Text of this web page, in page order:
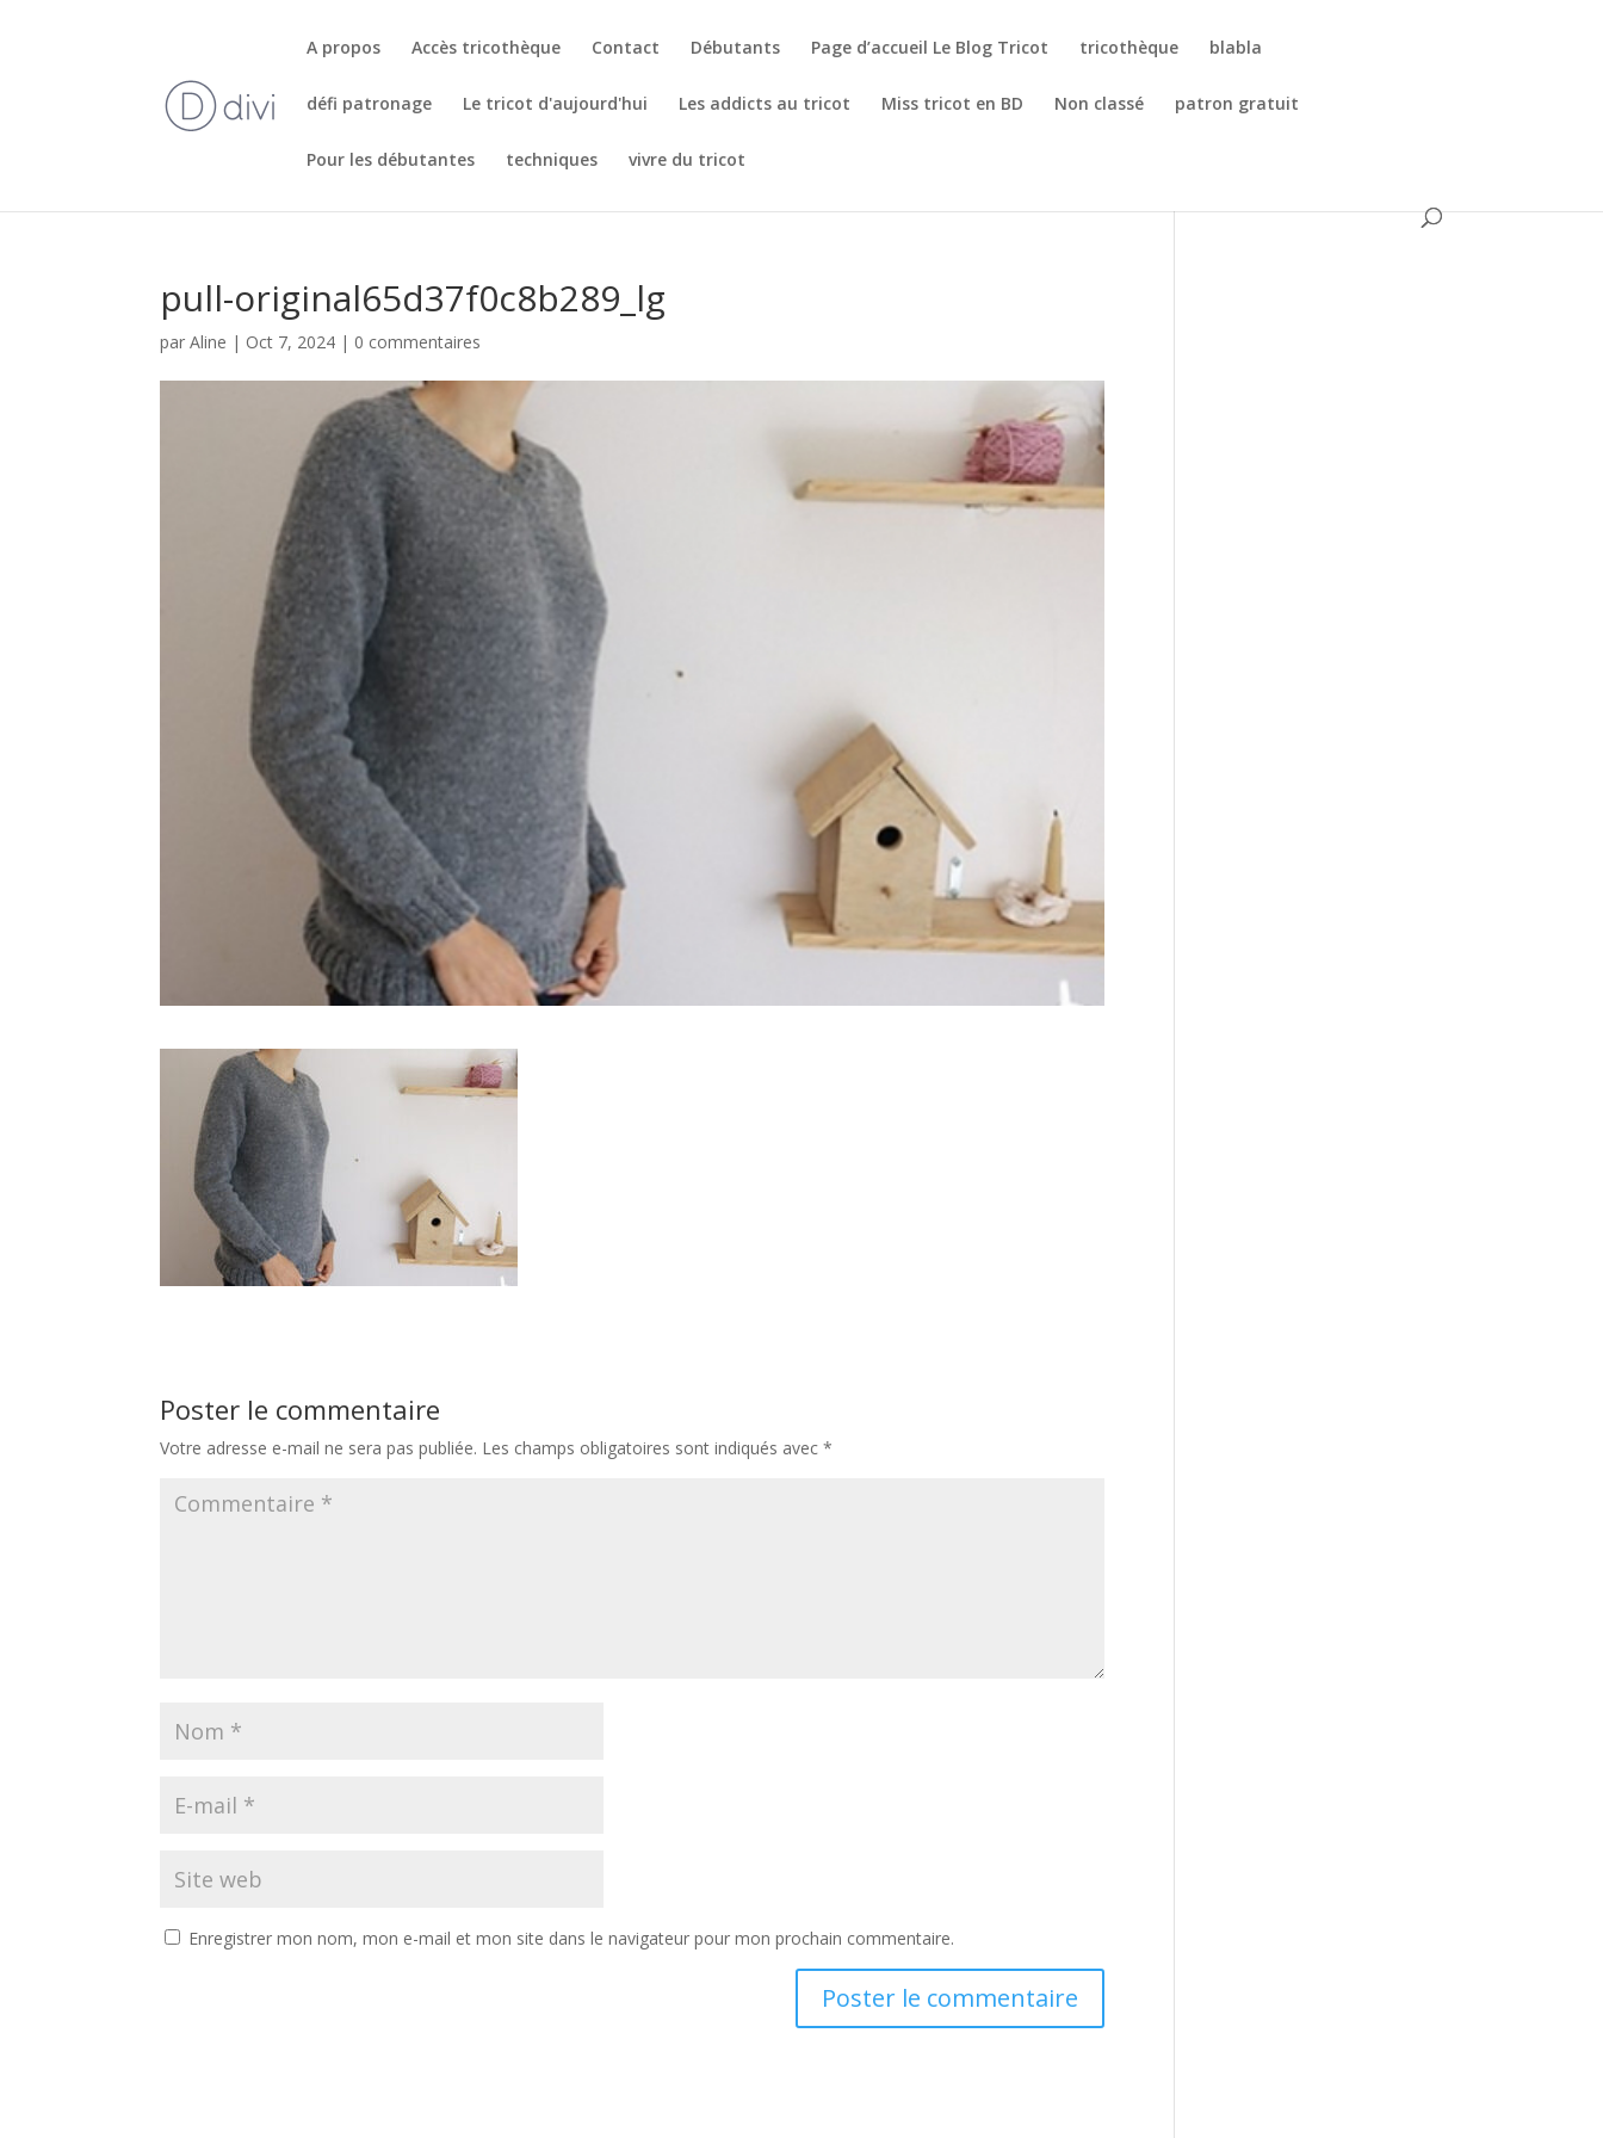
A propos Accès tricothèque Contact Débutants Page d’accueil Le Blog Tricot tricothèque blabla
défi patronage Le tricot d'aujourd'hui Les addicts au tricot Miss tricot en BD Non classé patron gratuit
Pour les débutantes techniques vivre du tricot
pull-original65d37f0c8b289_lg
parAline | Oct 7, 2024 | 0 commentaires
Poster le commentaire
Votre adresse e-mail ne sera pas publiée. Les champs obligatoires sont indiqués avec*
Enregistrer mon nom, mon e-mail et mon site dans le navigateur pour mon prochain commentaire.